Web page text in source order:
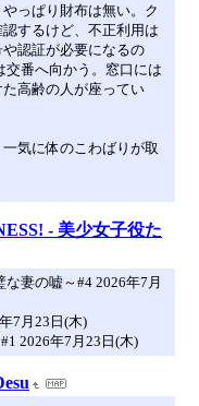
っぱり財布は無い。ク
するけど、不正利用は
認証が必要になるの
交番へ向かう。窓口には
高齢の人が座ってい
気に体のこわばりが取
- 美少女子役た
妻の嘘～#4 2026年7月
7月23日(木)
2026年7月23日(木)